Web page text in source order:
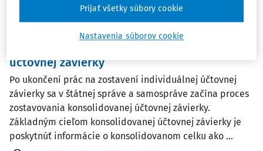
účtovnej závierky
Po ukončení prác na zostavení individuálnej účtovnej
závierky sa v štátnej správe a samospráve začína proces
zostavovania konsolidovanej účtovnej závierky.
Základným cieľom konsolidovanej účtovnej závierky je
poskytnúť informácie o konsolidovanom celku ako ...
Nastavenia súborov cookie
Prijať všetky súbory cookie